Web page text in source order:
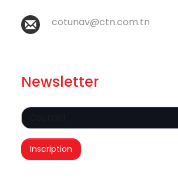
cotunav@ctn.com.tn
Newsletter